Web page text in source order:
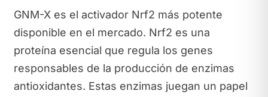
GNM-X es el activador Nrf2 más potente
disponible en el mercado. Nrf2 es una
proteína esencial que regula los genes
responsables de la producción de enzimas
antioxidantes. Estas enzimas juegan un papel